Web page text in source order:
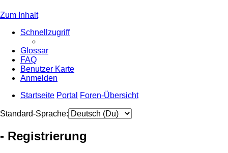
Zum Inhalt
Schnellzugriff
Glossar
FAQ
Benutzer Karte
Anmelden
Startseite Portal Foren-Übersicht
Standard-Sprache:
- Registrierung